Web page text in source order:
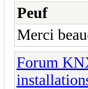
Peuf
Merci
Forum